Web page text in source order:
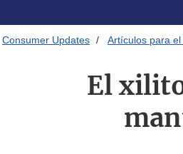
Consumer Updates Artículos para
El